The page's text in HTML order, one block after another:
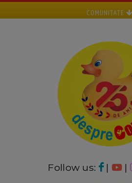
COMUNITATE
Follow us: | |